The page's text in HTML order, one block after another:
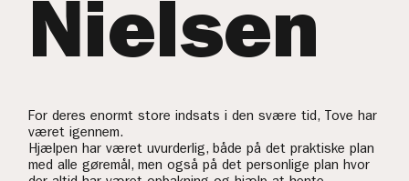
Nielsen
For deres enormt store indsats i den svære tid, Tove har
været igennem.
Hjælpen har været uvurderlig, både på det praktiske plan
med alle gøremål, men også på det personlige plan hvor